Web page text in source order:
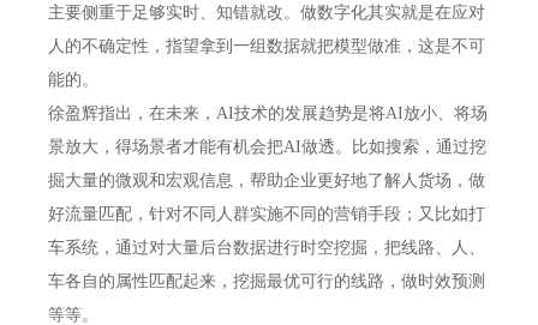
主要侧重于足够实时、知错就改。做数字化其实就是在应对
人的不确定性，指望拿到一组数据就把模型做准，这是不可
能的。
徐盈辉指出，在未来，AI技术的发展趋势是将AI放小、将场
景放大，得场景者才能有机会把AI做透。比如搜索，通过挖
掘大量的微观和宏观信息，帮助企业更好地了解人货场，做
好流量匹配，针对不同人群实施不同的营销手段；又比如打
车系统，通过对大量后台数据进行时空挖掘，把线路、人、
车各自的属性匹配起来，挖掘最优可行的线路，做时效预测
等等。